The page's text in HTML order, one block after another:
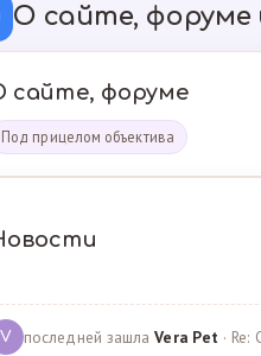
О сайте, форуме
сайте, форуме
Под прицелом объектива
V последней зашлаVera Pet ·